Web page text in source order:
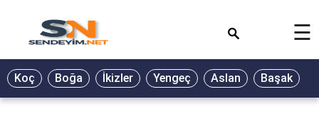
BİYOGRAFİ
GALERİ
☰
Koç Boğa İkizler Yengeç Aslan Başak